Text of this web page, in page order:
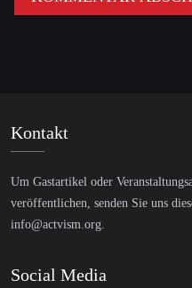
Kontakt
Um Gastartikel oder
veröffentlichen, senden Sie uns
info@actvism.org.
Social Media